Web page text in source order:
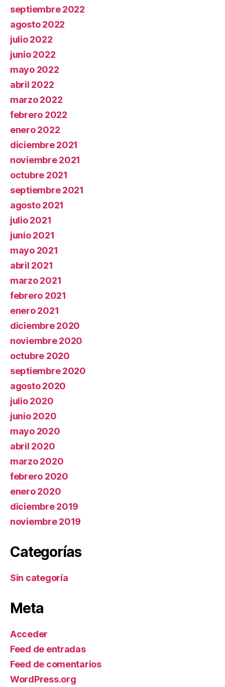
septiembre 2022
agosto 2022
julio 2022
junio 2022
mayo 2022
abril 2022
marzo 2022
febrero 2022
enero 2022
diciembre 2021
noviembre 2021
octubre 2021
septiembre 2021
agosto 2021
julio 2021
junio 2021
mayo 2021
abril 2021
marzo 2021
febrero 2021
enero 2021
diciembre 2020
noviembre 2020
octubre 2020
septiembre 2020
agosto 2020
julio 2020
junio 2020
mayo 2020
abril 2020
marzo 2020
febrero 2020
enero 2020
diciembre 2019
noviembre 2019
Categorías
Sin categoría
Meta
Acceder
Feed de entradas
Feed de comentarios
WordPress.org